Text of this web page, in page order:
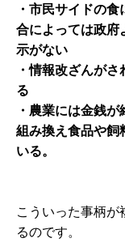
・市民サイドの
合によっては政府
示がない
・情報改ざんが
る
・農業には金銭
組み換え食品や飼
いる。
こういった事柄
るのです。